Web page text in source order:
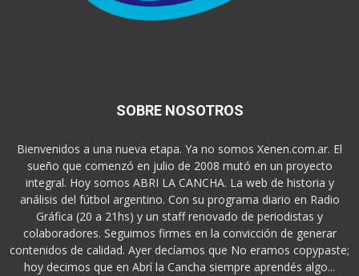
SOBRE NOSOTROS
Bienvenidos a una nueva etapa. Ya no somos Xenen.com.ar. El
sueño que comenzó en julio de 2008 mutó en un proyecto
integral. Hoy somos ABRI LA CANCHA. La web de historia y
análisis del fútbol argentino. Con su programa diario en Radio
Gráfica (20 a 21hs) y un staff renovado de periodistas y
colaboradores. Seguimos firmes en la convicción de generar
contenidos de calidad. Ayer decíamos que No eramos copypaste;
hoy decimos que en Abrí la Cancha siempre aprendés algo...